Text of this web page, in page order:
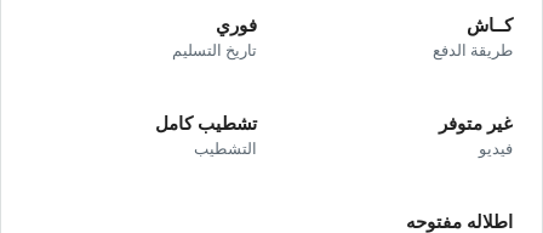
كــاش
طريقة الدفع
فوري
تاريخ التسليم
غير متوفر
فيديو
تشطيب كامل
التشطيب
اطلاله مفتوحه